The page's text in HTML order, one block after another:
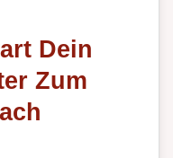
Dein
Zum